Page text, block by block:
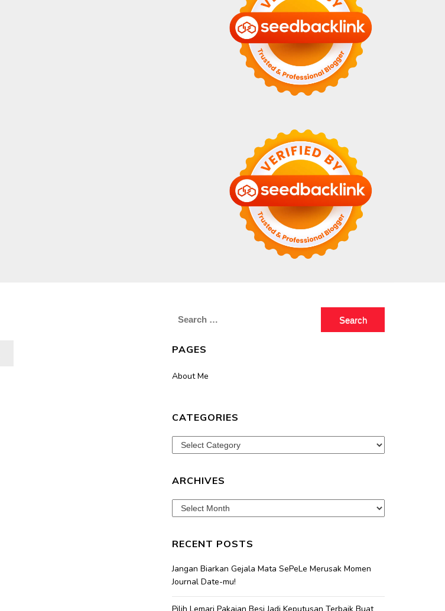
Search
PAGES
About Me
CATEGORIES
Categories
ARCHIVES
Archives
RECENT POSTS
Jangan Biarkan Gejala Mata SePeLe Merusak Momen
Journal Date-mu!